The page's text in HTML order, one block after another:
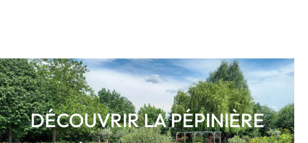
DÉCOUVRIR LA PÉPINIÈRE